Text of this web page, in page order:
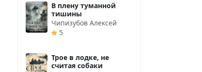
В плену туманной
тишины
Чипизубов Алексей
5
Трое в лодке, не
считая собаки